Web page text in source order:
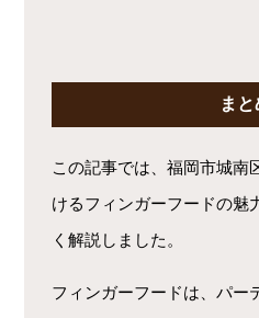
まと
この記事では、福岡市城南
けるフィンガーフードの魅
く解説しました。
フィンガーフードは、パー